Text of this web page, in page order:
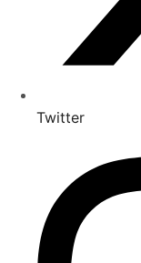
Twitter